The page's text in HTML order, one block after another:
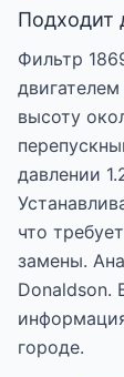
Подходит
Фильтр
высоту
давлении
что
замены.
Donaldson.
городе.